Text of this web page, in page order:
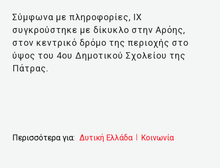
Σύμφωνα με πληροφορίες, ΙΧ
συγκρούστηκε με δίκυκλο στην Αρόης,
στον κεντρικό δρόμο της περιοχής στο
ύψος του 4ου Δημοτικού Σχολείου της
Πάτρας.
Περισσότερα για: Δυτική Ελλάδα Κοινωνία